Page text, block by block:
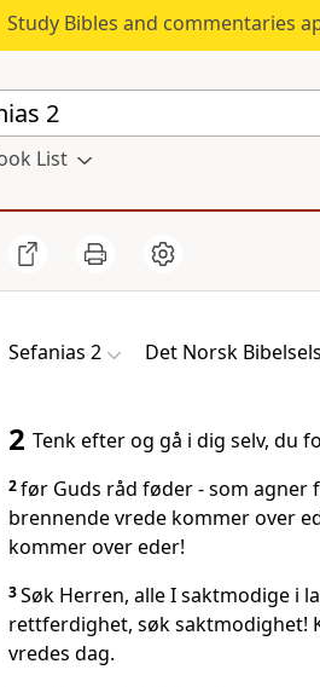
Study Bibles and commentaries
List
Sefanias 2 Det Norsk
2 Tenk efter og gå i dig selv, du
2før Guds råd føder - som agner
brennende vrede kommer over
kommer over eder!
3Søk Herren, alle I saktmodige i
rettferdighet, søk saktmodighet!
vredes dag.